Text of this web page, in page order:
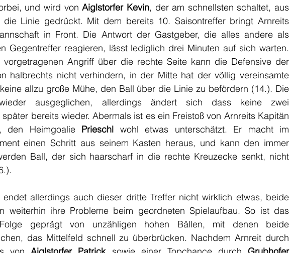
und wird von Aiglstorfer Kevin, der am schnellsten schaltet, aus
die Linie gedrückt. Mit dem bereits 10. Saisontreffer bringt Arnreits
in Front. Die Antwort der Gastgeber, die alles andere als
Gegentreffer reagieren, lässt lediglich drei Minuten auf sich warten.
vorgetragenen Angriff über die rechte Seite kann die Defensive der
allzu große Mühe, den Ball über die Linie zu befördern (14.). Die
ausgeglichen, allerdings ändert sich dass keine zwei
den Heimgoalie Prieschl wohl etwas unterschätzt. Er macht im
einen Schritt aus seinem Kasten heraus, und kann den immer
Ball, der sich haarscharf in die rechte Kreuzecke senkt, nicht
endet allerdings auch dieser dritte Treffer nicht wirklich etwas, beide
weiterhin ihre Probleme beim geordneten Spielaufbau. So ist das
geprägt von unzähligen hohen Bällen, mit denen beide
das Mittelfeld schnell zu überbrücken. Nachdem Arnreit durch